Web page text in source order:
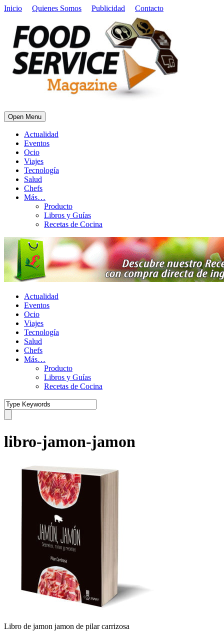
Inicio Quienes Somos Publicidad Contacto
Open Menu
Actualidad
Eventos
Ocio
Viajes
Tecnología
Salud
Chefs
Más…
Producto
Libros y Guías
Recetas de Cocina
Actualidad
Eventos
Ocio
Viajes
Tecnología
Salud
Chefs
Más…
Producto
Libros y Guías
Recetas de Cocina
libro-jamon-jamon
Libro de jamon jamon de pilar carrizosa